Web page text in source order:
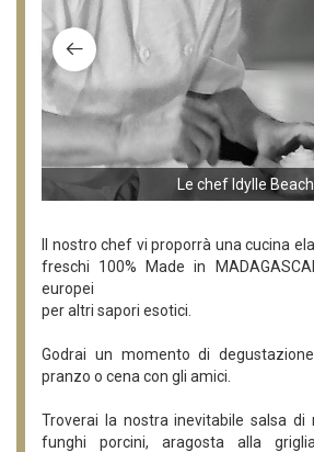
Le chef Idylle Beach
Il nostro chef vi proporrà una cucina
freschi 100% Made in
europei
per altri sapori esotici.
Godrai un momento di
pranzo o cena con gli amici.
Troverai la nostra inevitabile salsa di
funghi porcini, aragosta alla